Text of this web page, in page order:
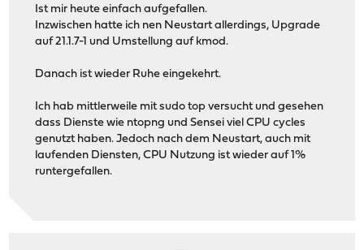
Ist mir heute einfach aufgefallen.
Inzwischen hatte ich nen Neustart allerdings, Upgrade
auf 21.1.7-1 und Umstellung auf kmod.
Danach ist wieder Ruhe eingekehrt.
Ich hab mittlerweile mit sudo top versucht und gesehen
dass Dienste wie ntopng und Sensei viel CPU cycles
genutzt haben. Jedoch nach dem Neustart, auch mit
laufenden Diensten, CPU Nutzung ist wieder auf 1%
runtergefallen.